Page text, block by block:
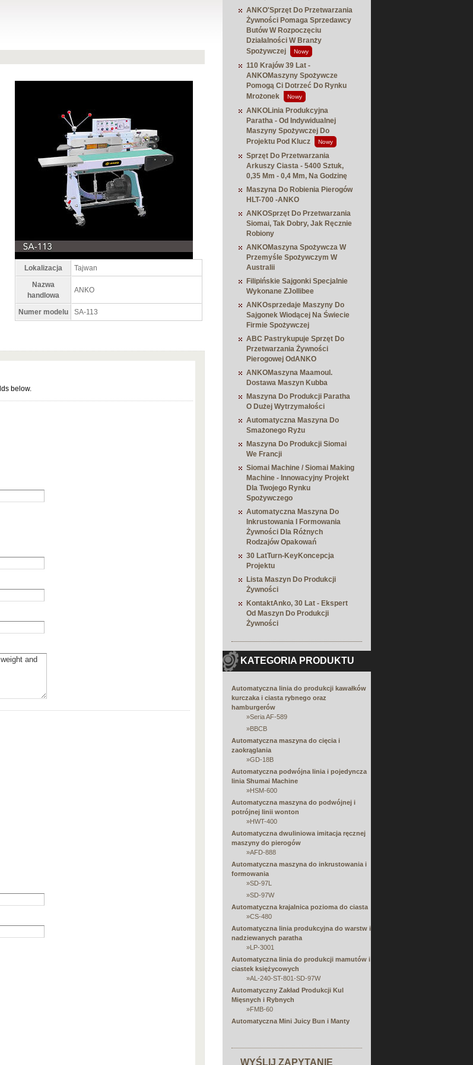
Lokalizacja
Tajwan
Nazwa
handlowa
ANKO
Numer modelu SA-113
ANKO'Sprzęt Do Przetwarzania
Żywności Pomaga Sprzedawcy
Butów W Rozpoczęciu
Działalności W Branży
Spożywczej
Nowy
110 Krajów 39 Lat -
ANKOMaszyny Spożywcze
Pomogą Ci Dotrzeć Do Rynku
Mrożonek
Nowy
ANKOLinia Produkcyjna
Paratha - Od Indywidualnej
Maszyny Spożywczej Do
Projektu Pod Klucz
Nowy
Sprzęt Do Przetwarzania
Arkuszy Ciasta - 5400 Sztuk,
0,35 Mm - 0,4 Mm, Na Godzinę
Maszyna Do Robienia Pierogów
HLT-700 -ANKO
ANKOSprzęt Do Przetwarzania
Siomai, Tak Dobry, Jak Ręcznie
Robiony
ANKOMaszyna Spożywcza W
Przemyśle Spożywczym W
Australii
Filipińskie Sajgonki Specjalnie
Wykonane ZJollibee
ANKOsprzedaje Maszyny Do
Sajgonek Wiodącej Na Świecie
Firmie Spożywczej
ABC Pastrykupuje Sprzęt Do
Przetwarzania Żywności
Pierogowej OdANKO
ANKOMaszyna Maamoul.
Dostawa Maszyn Kubba
Maszyna Do Produkcji Paratha
O Dużej Wytrzymałości
Automatyczna Maszyna Do
Smażonego Ryżu
Maszyna Do Produkcji Siomai
We Francji
Siomai Machine / Siomai Making
Machine - Innowacyjny Projekt
Dla Twojego Rynku
Spożywczego
Automatyczna Maszyna Do
Inkrustowania I Formowania
Żywności Dla Różnych
Rodzajów Opakowań
30 LatTurn-KeyKoncepcja
Projektu
Lista Maszyn Do Produkcji
Żywności
KontaktAnko, 30 Lat - Ekspert
Od Maszyn Do Produkcji
Żywności
KATEGORIA PRODUKTU
Automatyczna linia do produkcji kawałków
kurczaka i ciasta rybnego oraz
hamburgerów
»Seria AF-589
»BBCB
Automatyczna maszyna do cięcia i
zaokrąglania
»GD-18B
Automatyczna podwójna linia i pojedyncza
linia Shumai Machine
»HSM-600
Automatyczna maszyna do podwójnej i
potrójnej linii wonton
»HWT-400
Automatyczna dwuliniowa imitacja ręcznej
maszyny do pierogów
»AFD-888
Automatyczna maszyna do inkrustowania i
formowania
»SD-97L
»SD-97W
Automatyczna krajalnica pozioma do ciasta
»CS-480
Automatyczna linia produkcyjna do warstw i
nadziewanych paratha
»LP-3001
Automatyczna linia do produkcji mamutów i
ciastek księżycowych
»AL-240-ST-801-SD-97W
Automatyczny Zakład Produkcji Kul
Mięsnych i Rybnych
»FMB-60
Automatyczna Mini Juicy Bun i Manty
produkcyjna do arkuszy, napełniania,
WYŚLIJ ZAPYTANIE